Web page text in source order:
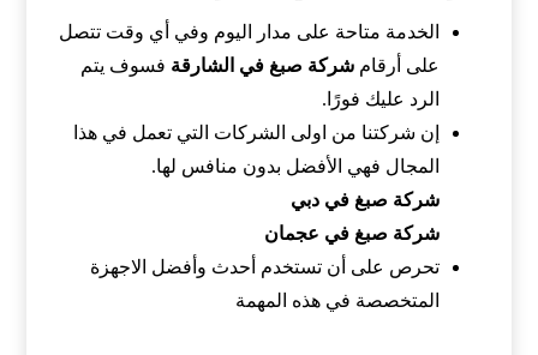
الخدمة متاحة على مدار اليوم وفي أي وقت تتصل
على أرقامشركة صبغ في الشارقة فسوف يتم
الرد عليك فورًا.
إن شركتنا من اولى الشركات التي تعمل في هذا
المجال فهي الأفضل بدون منافس لها.
شركة صبغ في دبي
شركة صبغ في عجمان
تحرص على أن تستخدم أحدث وأفضل الاجهزة
المتخصصة في هذه المهمة